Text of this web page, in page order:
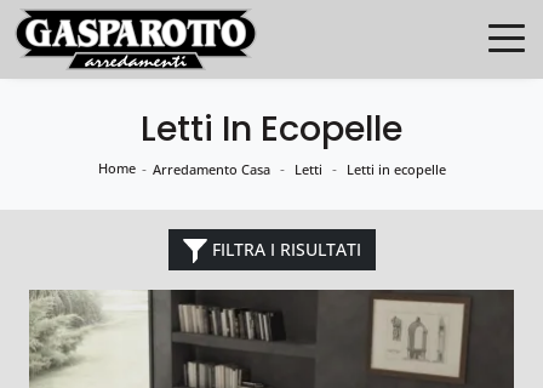
Letti In Ecopelle
Home - Arredamento Casa - Letti - Letti in ecopelle
FILTRA I RISULTATI